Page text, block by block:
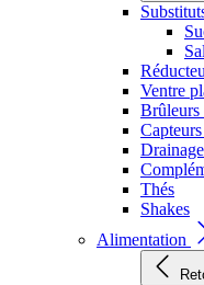
Ventre
Brûleurs
Drainage
Thés
Shakes
Alimentation